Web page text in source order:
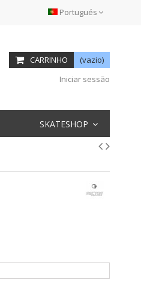
Portugués
CARRINHO
(vazio)
Iniciar sessão
SKATESHOP